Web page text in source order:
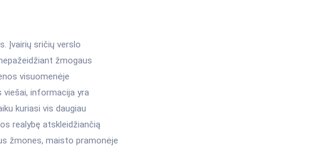
Įvairių sričių verslo
žmogaus
visuomenėje
viešai, informacija yra
kuriasi vis daugiau
realybę atskleidžiančią
žmones, maisto pramonėje